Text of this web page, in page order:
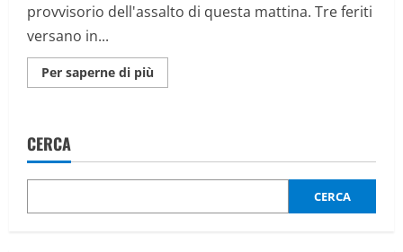
provvisorio dell'assalto di questa mattina. Tre feriti
versano in...
Per saperne di più
informazioni
della
dopo
CERCA
CERCA